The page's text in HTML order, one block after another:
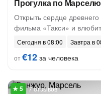
Прогулка по
Открыть сердце
фильма «Такси» и
Сегодня в 08:00
Завтра в
от€12 за человека
7 отзывов